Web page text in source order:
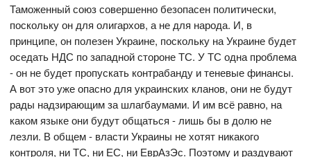
Таможенный союз совершенно безопасен политически,
поскольку он для олигархов, а не для народа. И, в
принципе, он полезен Украине, поскольку на Украине будет
оседать НДС по западной стороне ТС. У ТС одна проблема
- он не будет пропускать контрабанду и теневые финансы.
А вот это уже опасно для украинских кланов, они не будут
рады надзирающим за шлагбаумами. И им всё равно, на
каком языке они будут общаться - лишь бы в долю не
лезли. В общем - власти Украины не хотят никакого
контроля, ни ТС, ни ЕС, ни ЕврАзЭс. Поэтому и раздувают